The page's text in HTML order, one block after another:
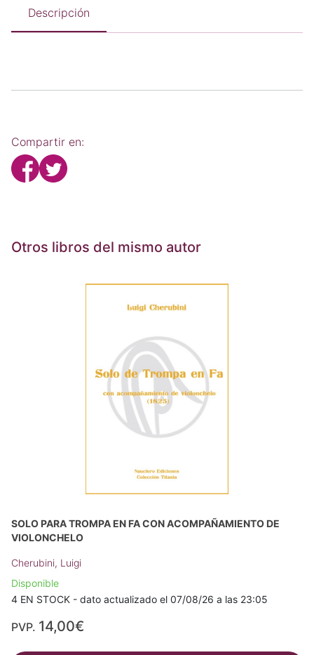
Descripción
Compartir en:
Otros libros del mismo autor
SOLO PARA TROMPA EN FA CON ACOMPAÑAMIENTO DE
VIOLONCHELO
Cherubini, Luigi
Disponible
4 EN STOCK - dato actualizado el 07/08/26 a las 23:05
PVP. 14,00€